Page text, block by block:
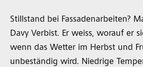
Stillstand bei Fassadenarbeiten?
Davy Verbist. Er weiss, worauf er
wenn das Wetter im Herbst und
unbeständig wird. Niedrige